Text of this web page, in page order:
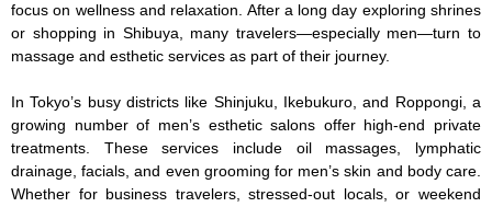
focus on wellness and relaxation. After a long day exploring shrines
or shopping in Shibuya, many travelers—especially men—turn to
massage and esthetic services as part of their journey.
In Tokyo’s busy districts like Shinjuku, Ikebukuro, and Roppongi, a
growing number of men’s esthetic salons offer high-end private
treatments. These services include oil massages, lymphatic
drainage, facials, and even grooming for men’s skin and body care.
Whether for business travelers, stressed-out locals, or weekend